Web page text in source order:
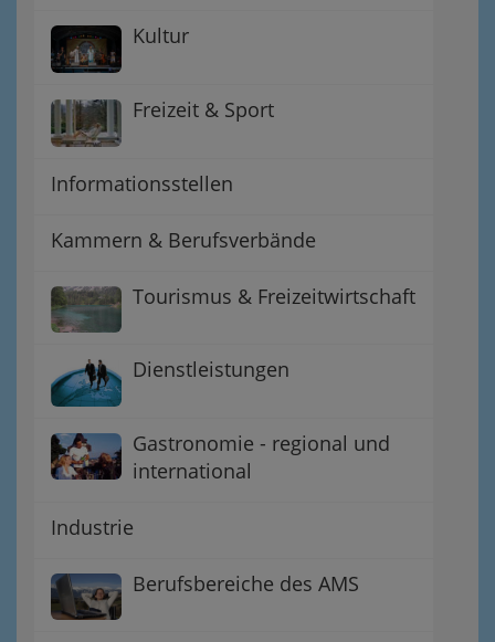
Kultur
Freizeit & Sport
Informationsstellen
Kammern & Berufsverbände
Tourismus & Freizeitwirtschaft
Dienstleistungen
Gastronomie - regional und
international
Industrie
Berufsbereiche des AMS